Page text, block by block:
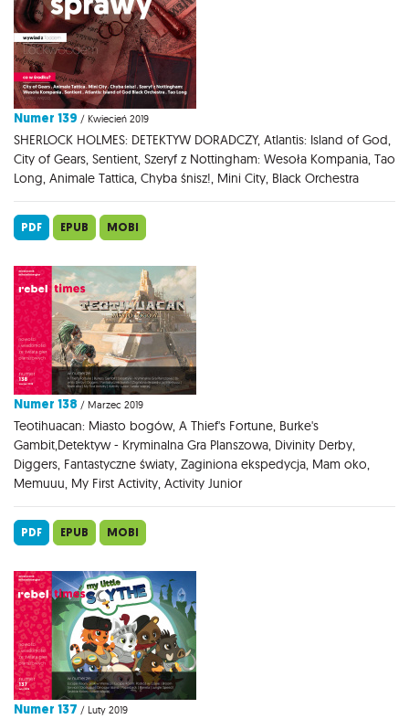
Numer 139 / Kwiecień 2019
SHERLOCK HOLMES: DETEKTYW DORADCZY, Atlantis: Island of God,
City of Gears, Sentient, Szeryf z Nottingham: Wesoła Kompania, Tao
Long, Animale Tattica, Chyba śnisz!, Mini City, Black Orchestra
PDF EPUB MOBI
Numer 138 / Marzec 2019
Teotihuacan: Miasto bogów, A Thief's Fortune, Burke's
Gambit,Detektyw - Kryminalna Gra Planszowa, Divinity Derby,
Diggers, Fantastyczne światy, Zaginiona ekspedycja, Mam oko,
Memuuu, My First Activity, Activity Junior
PDF EPUB MOBI
Numer 137 / Luty 2019